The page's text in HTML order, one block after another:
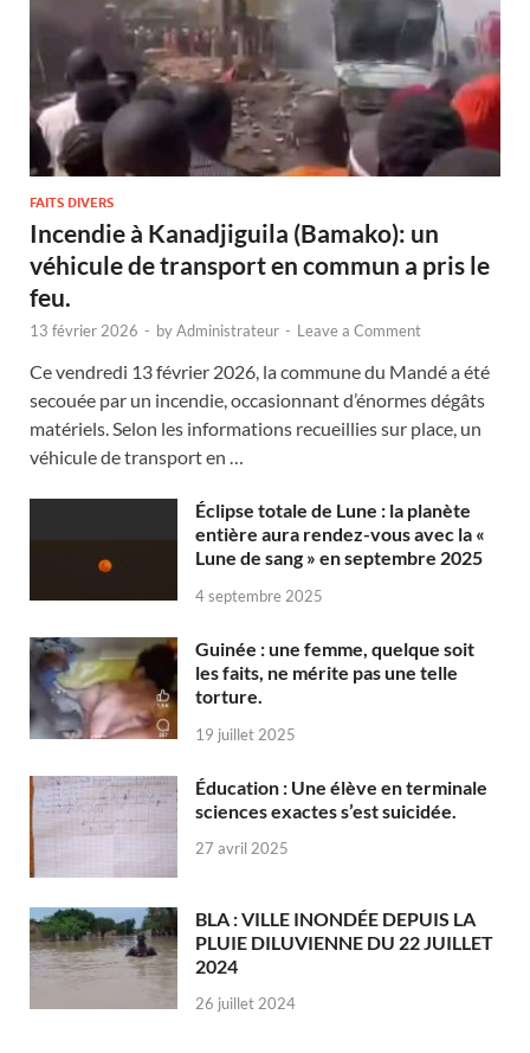
FAITS DIVERS
Incendie à Kanadjiguila (Bamako): un
véhicule de transport en commun a pris le
feu.
13 février 2026 - byAdministrateur - Leave a Comment
Ce vendredi 13 février 2026, la commune du Mandé a été
secouée par un incendie, occasionnant d’énormes dégâts
matériels. Selon les informations recueillies sur place, un
véhicule de transport en …
Éclipse totale de Lune : la planète
entière aura rendez-vous avec la «
Lune de sang » en septembre 2025
4 septembre 2025
Guinée : une femme, quelque soit
les faits, ne mérite pas une telle
torture.
19 juillet 2025
Éducation : Une élève en terminale
sciences exactes s’est suicidée.
27 avril 2025
BLA : VILLE INONDÉE DEPUIS LA
PLUIE DILUVIENNE DU 22 JUILLET
2024
26 juillet 2024